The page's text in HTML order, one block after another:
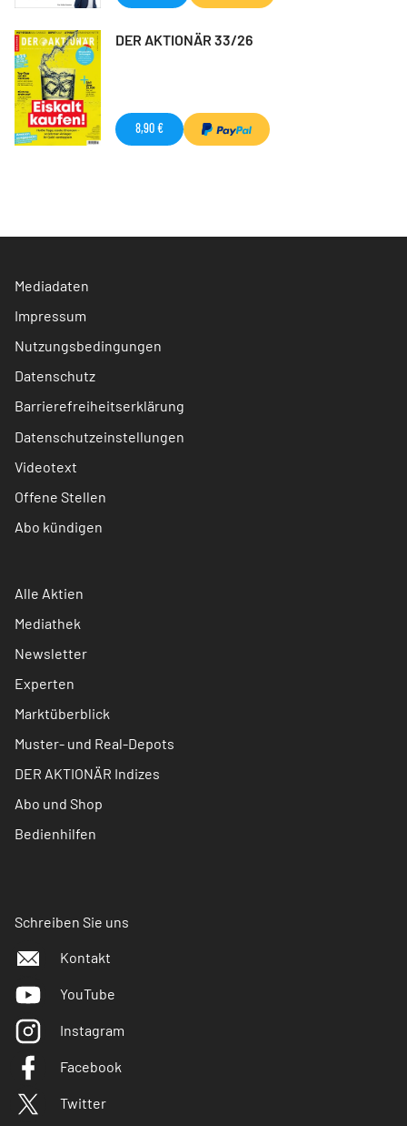
DER AKTIONÄR 33/26
8,90 €
Mediadaten
Impressum
Nutzungsbedingungen
Datenschutz
Barrierefreiheitserklärung
Datenschutzeinstellungen
Videotext
Offene Stellen
Abo kündigen
Alle Aktien
Mediathek
Newsletter
Experten
Marktüberblick
Muster- und Real-Depots
DER AKTIONÄR Indizes
Abo und Shop
Bedienhilfen
Schreiben Sie uns
Kontakt
YouTube
Instagram
Facebook
Twitter